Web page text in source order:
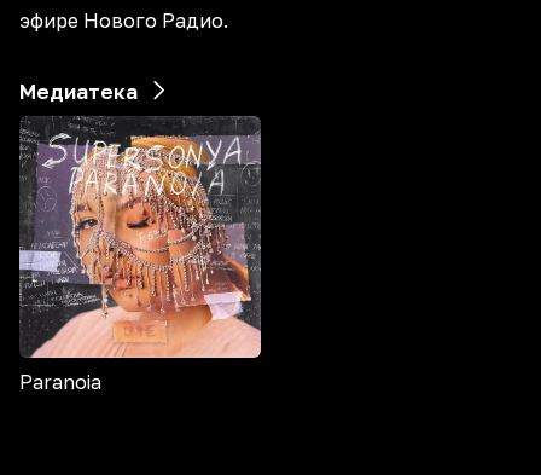
эфире Нового Радио.
Медиатека
Paranoia